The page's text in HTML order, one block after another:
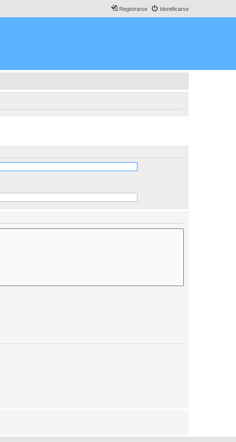
Identificarse
Registrarse